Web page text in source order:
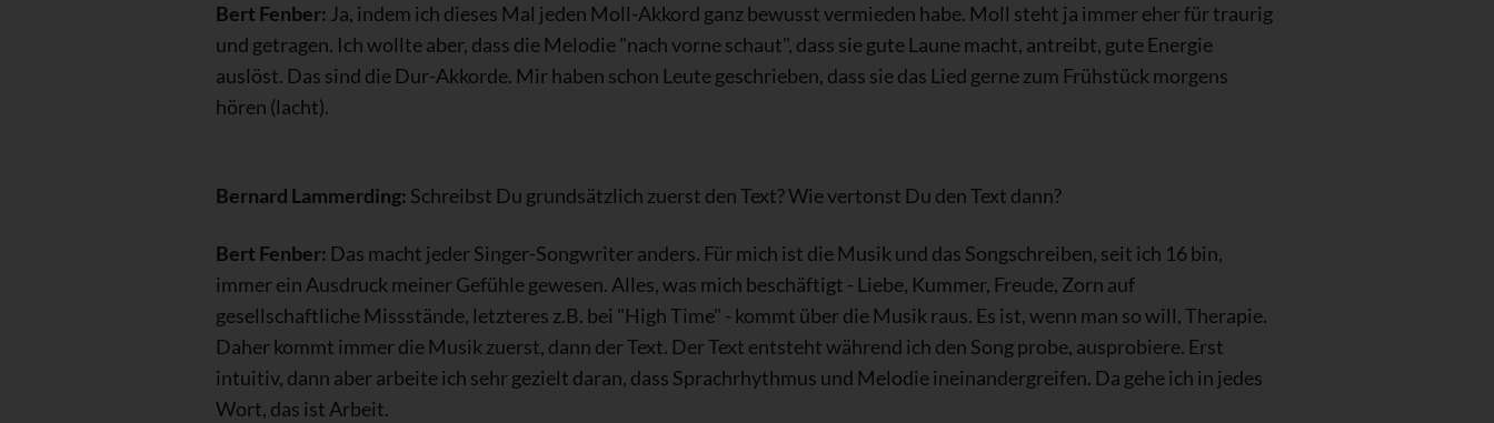
Bert Fenber: Ja, indem ich dieses Mal jeden Moll-Akkord ganz bewusst vermieden habe. Moll steht ja immer eher für traurig
und getragen. Ich wollte aber, dass die Melodie "nach vorne schaut", dass sie gute Laune macht, antreibt, gute Energie
auslöst. Das sind die Dur-Akkorde. Mir haben schon Leute geschrieben, dass sie das Lied gerne zum Frühstück morgens
hören (lacht).
Bernard Lammerding: Schreibst Du grundsätzlich zuerst den Text? Wie vertonst Du den Text dann?
Bert Fenber: Das macht jeder Singer-Songwriter anders. Für mich ist die Musik und das Songschreiben, seit ich 16 bin,
immer ein Ausdruck meiner Gefühle gewesen. Alles, was mich beschäftigt - Liebe, Kummer, Freude, Zorn auf
gesellschaftliche Missstände, letzteres z.B. bei "High Time" - kommt über die Musik raus. Es ist, wenn man so will, Therapie.
Daher kommt immer die Musik zuerst, dann der Text. Der Text entsteht während ich den Song probe, ausprobiere. Erst
intuitiv, dann aber arbeite ich sehr gezielt daran, dass Sprachrhythmus und Melodie ineinandergreifen. Da gehe ich in jedes
Wort, das ist Arbeit.